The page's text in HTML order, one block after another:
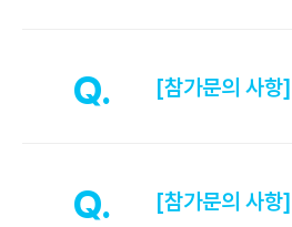
[참가문의 사항]
[참가문의 사항]